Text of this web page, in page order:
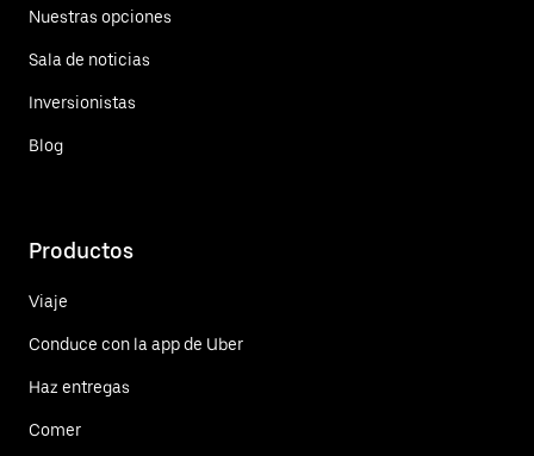
Nuestras opciones
Sala de noticias
Inversionistas
Blog
Productos
Viaje
Conduce con la app de Uber
Haz entregas
Comer